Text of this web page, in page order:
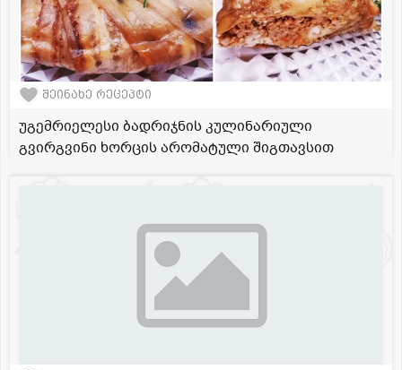
შეინახე რეცეპტი
უგემრიელესი ბადრიჯნის კულინარიული
გვირგვინი ხორცის არომატული შიგთავსით